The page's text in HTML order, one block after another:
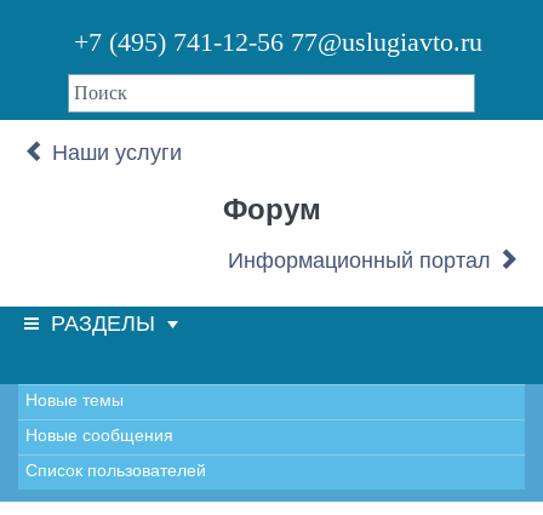
+7 (495) 741-12-56 77@uslugiavto.ru
Наши услуги
Форум
Информационный портал
РАЗДЕЛЫ
Новые темы
Новые сообщения
Список пользователей